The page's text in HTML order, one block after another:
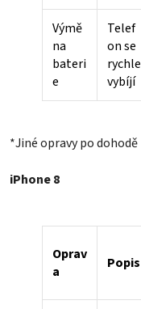
Výmě
na
bateri
e
Telef
on se
rychle
vybíjí
*Jiné opravy po dohodě
iPhone 8
Oprav
a
Popis